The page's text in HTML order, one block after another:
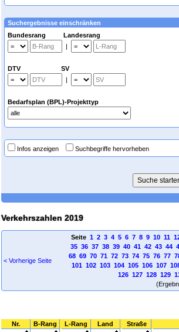
Suchergebnisse einschränken
Bundesrang Landesrang
|
DTV SV
|
Bedarfsplan (BPL)-Projekttyp
Infos anzeigen Suchbegriffe hervorheben
Verkehrszahlen 2019
< Vorherige Seite
Seite 1 2 3 4 5 6 7 8 9 10 11
35 36 37 38 39 40 41 42 43 44
68 69 70 71 72 73 74 75 76 77
101 102 103 104 105 106 107
126 127 128 129
Nr. B-Rang L-Rang Land Straße